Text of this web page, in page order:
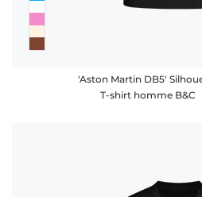
'Aston Martin DB5'
T-shirt homme B&C